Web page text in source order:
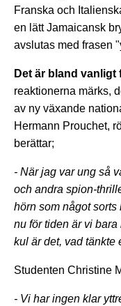
Franska och
en lätt Jamaicansk
avslutas med frasen
Det är bland vanligt
reaktionerna märks,
av ny växande
Hermann Prouchet,
berättar;
- När jag var ung så
och andra spion-
hörn som något
nu för tiden är vi
kul är det, vad tänkte
Studenten Christine
- Vi har ingen klar